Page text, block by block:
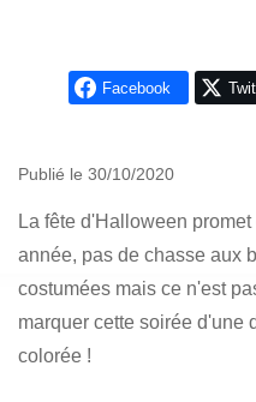
Facebook
Publié le 30/10/2020
La fête d'Halloween
année, pas de chasse aux
costumées mais ce n'est
marquer cette soirée d'une
colorée !